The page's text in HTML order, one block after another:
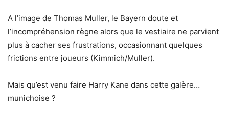
A l’image de Thomas Muller, le Bayern doute et
l’incompréhension règne alors que le vestiaire ne parvient
plus à cacher ses frustrations, occasionnant quelques
frictions entre joueurs (Kimmich/Muller).
Mais qu’est venu faire Harry Kane dans cette galère…
munichoise ?